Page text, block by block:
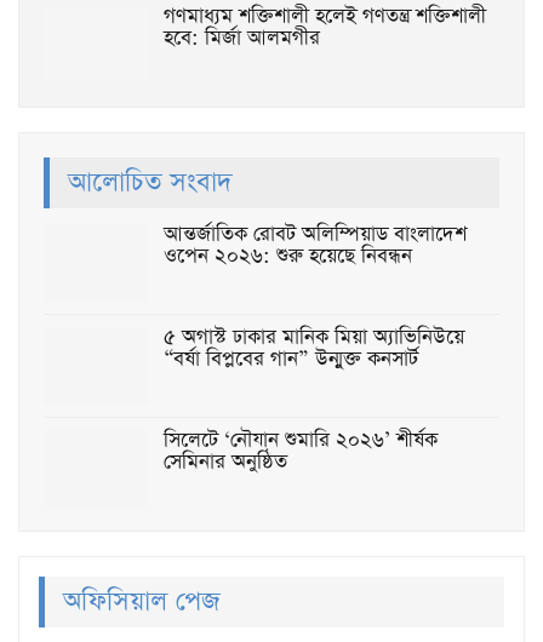
গণমাধ্যম শক্তিশালী হলেই গণতন্ত্র শক্তিশালী
হবে: মির্জা আলমগীর
আলোচিত সংবাদ
আন্তর্জাতিক রোবট অলিম্পিয়াড বাংলাদেশ
ওপেন ২০২৬: শুরু হয়েছে নিবন্ধন
৫ অগাস্ট ঢাকার মানিক মিয়া অ্যাভিনিউয়ে
“বর্ষা বিপ্লবের গান” উন্মুক্ত কনসার্ট
সিলেটে ‘নৌযান শুমারি ২০২৬’ শীর্ষক
সেমিনার অনুষ্ঠিত
অফিসিয়াল পেজ